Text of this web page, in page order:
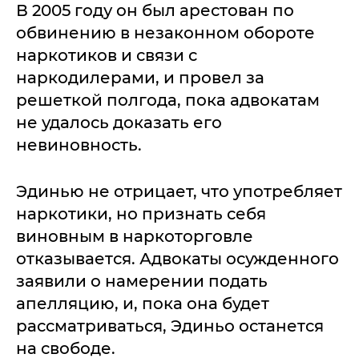
В 2005 году он был арестован по
обвинению в незаконном обороте
наркотиков и связи с
наркодилерами, и провел за
решеткой полгода, пока адвокатам
не удалось доказать его
невиновность.
Эдинью не отрицает, что употребляет
наркотики, но признать себя
виновным в наркоторговле
отказывается. Адвокаты осужденного
заявили о намерении подать
апелляцию, и, пока она будет
рассматриваться, Эдиньо останется
на свободе.